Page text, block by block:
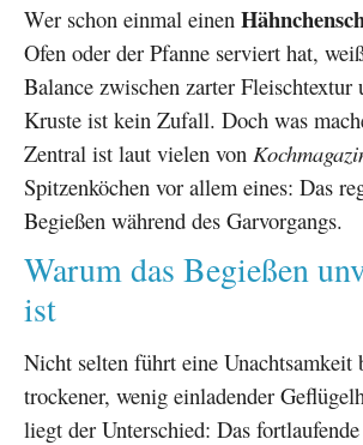
Wer schon einmal einen
Ofen oder der Pfanne serviert hat,
Balance zwischen zarter Fleischtextur
Kruste ist kein Zufall. Doch was
Zentral ist laut vielen von
Spitzenköchen vor allem eines: Das
Begießen während des Garvorgangs.
Warum das Begießen
ist
Nicht selten führt eine Unachtsamkeit
trockener, wenig einladender
liegt der Unterschied: Das